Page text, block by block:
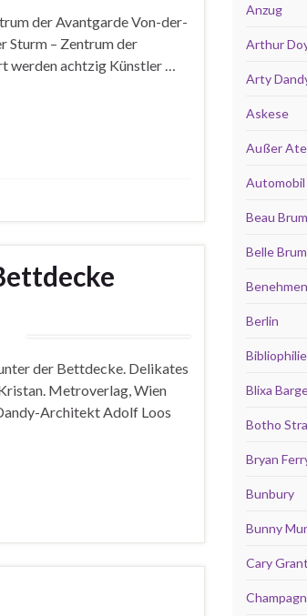
der Avantgarde Von-der-
Sturm – Zentrum der
werden achtzig Künstler …
der Bettdecke. Delikates
Metroverlag, Wien
Architekt Adolf Loos
Anzug
Arthur
Arty
Askese
Außer
Automobil
Beau
Belle
Benehmen
Berlin
Bibliophilie
Blixa
Botho
Bryan
Bunbury
Bunny
Cary Grant